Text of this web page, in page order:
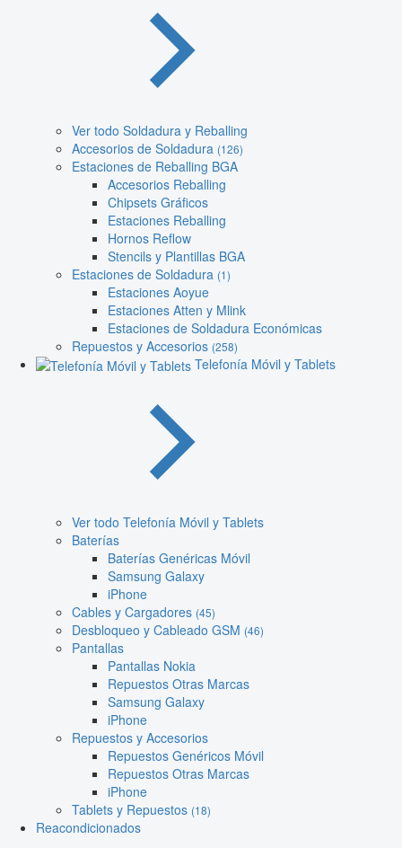
Ver todo Soldadura y Reballing
Accesorios de Soldadura (126)
Estaciones de Reballing BGA
Accesorios Reballing
Chipsets Gráficos
Estaciones Reballing
Hornos Reflow
Stencils y Plantillas BGA
Estaciones de Soldadura (1)
Estaciones Aoyue
Estaciones Atten y Mlink
Estaciones de Soldadura Económicas
Repuestos y Accesorios (258)
Telefonía Móvil y Tablets
Ver todo Telefonía Móvil y Tablets
Baterías
Baterías Genéricas Móvil
Samsung Galaxy
iPhone
Cables y Cargadores (45)
Desbloqueo y Cableado GSM (46)
Pantallas
Pantallas Nokia
Repuestos Otras Marcas
Samsung Galaxy
iPhone
Repuestos y Accesorios
Repuestos Genéricos Móvil
Repuestos Otras Marcas
iPhone
Tablets y Repuestos (18)
Reacondicionados